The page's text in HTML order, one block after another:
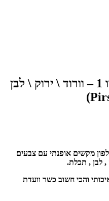
כשר פירסט פון פרו 1 – וורוד \ ירוק \ לבן
טלפון מקשים אופנתי עם צבעים
, תכלת.
והכי חשוב כשר וועדת